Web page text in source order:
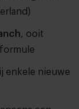
, ooit
enkele nieuwe